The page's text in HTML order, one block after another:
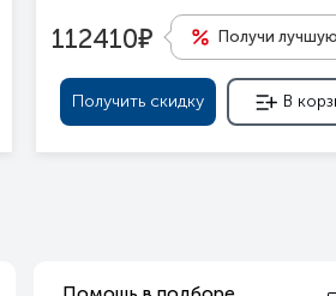
112410е Получи
Получить скидку В